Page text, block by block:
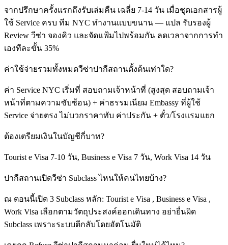
จากปรึกษาครั้งแรกถึงรับเล่มคืน เฉลี่ย 7-14 วัน เมื่อชุดเอกสารผู้
ใช้ Service ครบ ทีม NYC ทำงานแบบขนาน — แปล รับรองผู้
Review วีซ่า จองคิว และจัดแฟ้มไปพร้อมกัน ลดเวลาจากการทำ
เองทีละขั้น 35%
ค่าใช้จ่ายรวมทั้งหมดวีซ่าปากีสถานตั้งต้นเท่าใด?
ค่า Service NYC เริ่มที่ สอบถามเจ้าหน้าที่ (สูงสุด สอบถามเจ้า
หน้าที่ตามความซับซ้อน) + ค่าธรรมเนียม Embassy ที่ผู้ใช้
Service จ่ายตรง ไม่บวกราคาทับ ค่าประกัน + ตั๋ว/โรงแรมแยก
ต้องเตรียมเงินในบัญชีกี่บาท?
Tourist e Visa 7-10 วัน, Business e Visa 7 วัน, Work Visa 14 วัน
ปากีสถานเปิดวีซ่า Subclass ไหนให้คนไทยบ้าง?
ณ ตอนนี้เปิด 3 Subclass หลัก: Tourist e Visa , Business e Visa ,
Work Visa เลือกตามวัตถุประสงค์ออกเดินทาง อย่ายื่นผิด
Subclass เพราะระบบตีกลับโดยอัตโนมัติ